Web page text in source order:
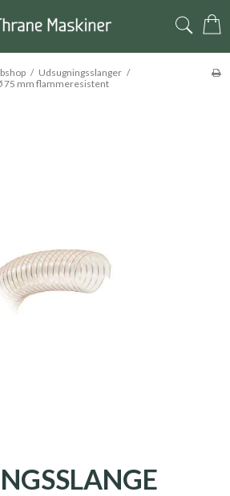
/ Udsugningsslanger /
75 mm flammeresistent